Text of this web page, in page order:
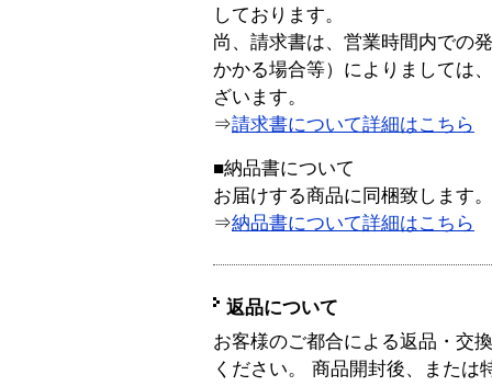
しております。
尚、請求書は、営業時間内での
かかる場合等）によりましては
ざいます。
⇒請求書について詳細はこちら
■納品書について
お届けする商品に同梱致します。
⇒納品書について詳細はこちら
返品について
お客様のご都合による返品・交
ください。 商品開封後、または